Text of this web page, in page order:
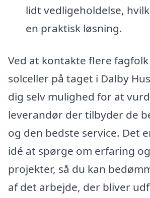
lidt vedligeholdelse,
en praktisk løsning.
Ved at kontakte flere
solceller på taget i Dalby
dig selv mulighed for at
leverandør der tilbyder de
og den bedste service. Det
idé at spørge om erfaring
projekter, så du kan
af det arbejde, der bliver